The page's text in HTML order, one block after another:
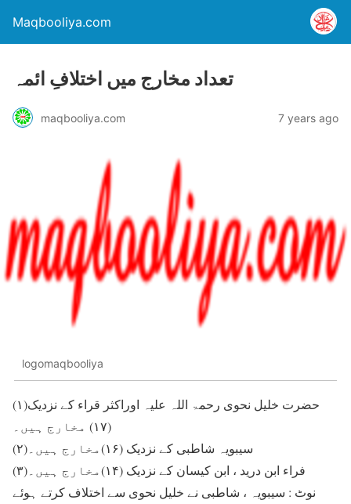
Maqbooliya.com
تعداد مخارج میں اختلافِ ائمہ
maqbooliya.com 7 years ago
logomaqbooliya
(۱)حضرت خلیل نحوی رحمۃ اللہ علیہ اوراکثر قراء کے نزدیک
(۱۷) مخارج ہیں۔
(۲)سیبویہ شاطبی کے نزدیک (۱۶)مخارج ہیں۔
(۳)فراء ابن درید ، ابن کیسان کے نزدیک (۱۴)مخارج ہیں۔
نوٹ : سیبویہ ، شاطبی نے خلیل نحوی سے اختلاف کرتے ہوئے